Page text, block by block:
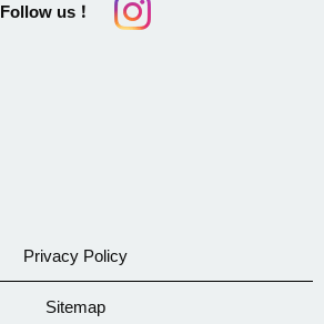
Follow us！
Privacy Policy
Sitemap